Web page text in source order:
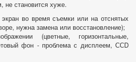
не становится хуже.
во время съемки или на отснятых
нужна замена или восстановление);
(цветные, горизонтальные,
фон - проблема с дисплеем, ССD